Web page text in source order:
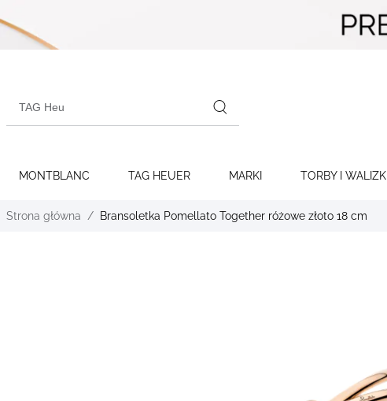
content
products
MONTBLANC TAG HEUER MARKI TORBY I WALIZKI
Strona główna Bransoletka Pomellato Together różowe złoto 18 cm